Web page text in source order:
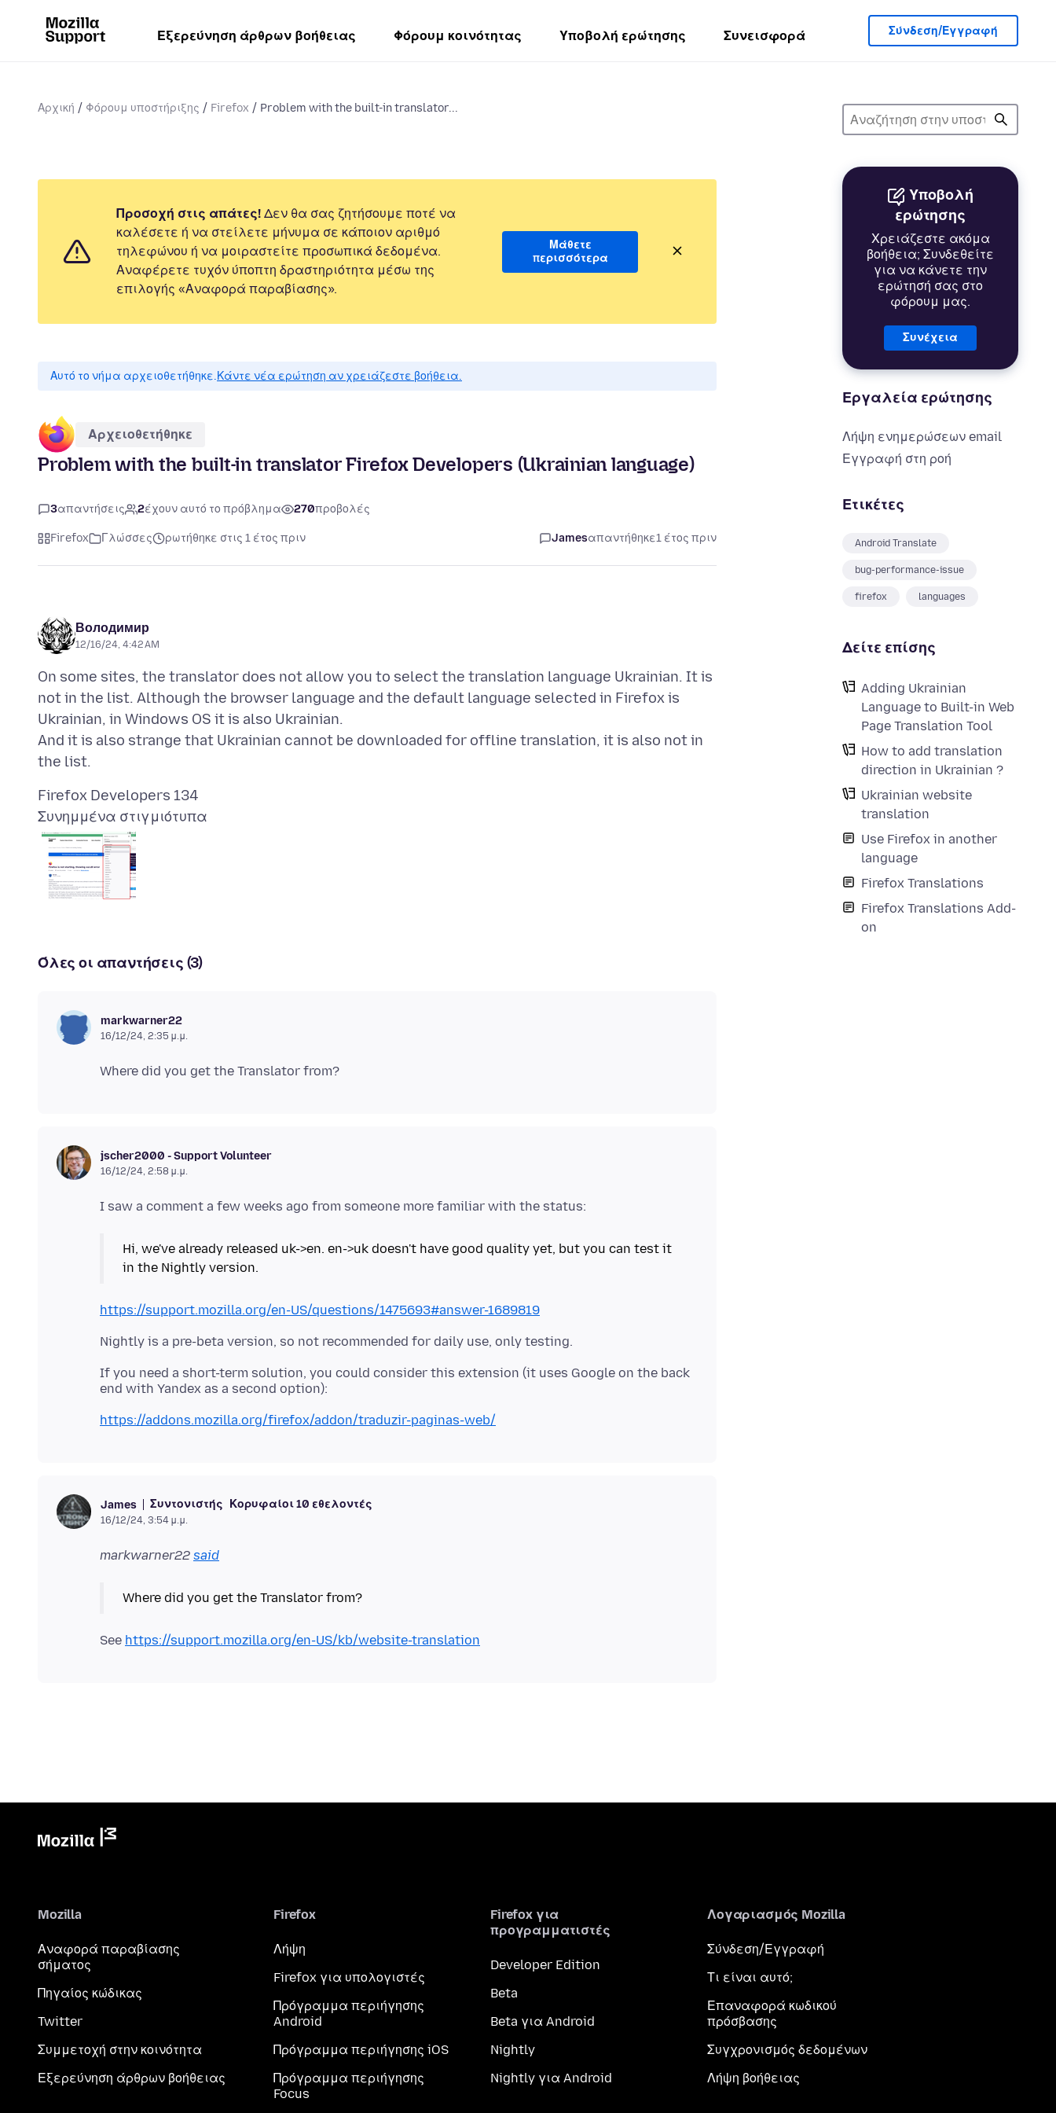
Εξερεύνηση άρθρων βοήθειας Φόρουμ κοινότητας Υποβολή ερώτησης Συνεισφορά Σύνδεση/Εγγραφή
Αρχική Φόρουμ υποστήριξης Firefox Problem with the built-in translator...
Υποβολή
ερώτησης
Χρειάζεστε ακόμα
βοήθεια; Συνδεθείτε
για να κάνετε την
ερώτησή σας στο
φόρουμ μας.
Συνέχεια
Εργαλεία ερώτησης
Λήψη ενημερώσεων email
Εγγραφή στη ροή
Ετικέτες
Android Translate
bug-performance-issue
firefox languages
Δείτε επίσης
Adding Ukrainian
Language to Built-in Web
Page Translation Tool
How to add translation
direction in Ukrainian ?
Ukrainian website
translation
Use Firefox in another
language
Firefox Translations
Firefox Translations Add-
on
Προσοχή στις απάτες! Δεν θα σας ζητήσουμε ποτέ να
καλέσετε ή να στείλετε μήνυμα σε κάποιον αριθμό
τηλεφώνου ή να μοιραστείτε προσωπικά δεδομένα.
Αναφέρετε τυχόν ύποπτη δραστηριότητα μέσω της
επιλογής «Αναφορά παραβίασης».
Μάθετε
περισσότερα
Αυτό το νήμα αρχειοθετήθηκε.Κάντε νέα ερώτηση αν χρειάζεστε βοήθεια.
Αρχειοθετήθηκε
Problem with the built-in translator Firefox Developers (Ukrainian language)
3απαντήσεις 2έχουν αυτό το πρόβλημα 270προβολές
Firefox Γλώσσες ρωτήθηκε στις 1 έτος πριν Jamesαπαντήθηκε1 έτος πριν
Володимир
12/16/24, 4:42 AM
On some sites, the translator does not allow you to select the translation language Ukrainian. It is
not in the list. Although the browser language and the default language selected in Firefox is
Ukrainian, in Windows OS it is also Ukrainian.
And it is also strange that Ukrainian cannot be downloaded for offline translation, it is also not in
Συνημμένα στιγμιότυπα
Όλες οι απαντήσεις (3)
markwarner22
16/12/24, 2:35 μ.μ.
jscher2000 - Support Volunteer
16/12/24, 2:58 μ.μ.
Hi, we've already released uk->en. en->uk doesn't have good quality yet, but you can test it
in the Nightly version.
https://support.mozilla.org/en-US/questions/1475693#answer-1689819
If you need a short-term solution, you could consider this extension (it uses Google on the back
https://addons.mozilla.org/firefox/addon/traduzir-paginas-web/
James Συντονιστής Κορυφαίοι 10 εθελοντές
16/12/24, 3:54 μ.μ.
markwarner22 said
See https://support.mozilla.org/en-US/kb/website-translation
Mozilla
Αναφορά παραβίασης
σήματος
Πηγαίος κώδικας
Twitter
Συμμετοχή στην κοινότητα
Εξερεύνηση άρθρων βοήθειας
Firefox
Λήψη
Firefox για υπολογιστές
Πρόγραμμα περιήγησης
Android
Πρόγραμμα περιήγησης iOS
Πρόγραμμα περιήγησης
Focus
Firefox για
προγραμματιστές
Developer Edition
Beta
Beta για Android
Nightly
Nightly για Android
Λογαριασμός Mozilla
Σύνδεση/Εγγραφή
Τι είναι αυτό;
Επαναφορά κωδικού
πρόσβασης
Συγχρονισμός δεδομένων
Λήψη βοήθειας